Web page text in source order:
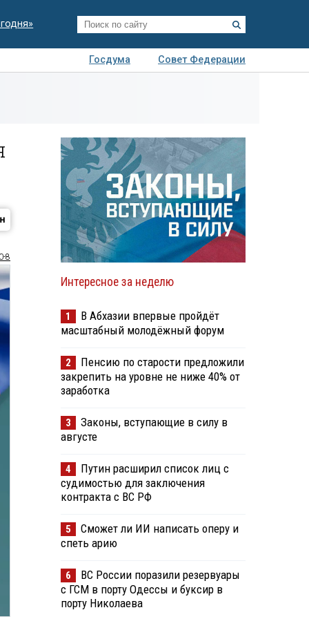
Госдума
Совет Федерации
8
Интересное за неделю
1
В Абхазии впервые пройдёт
масштабный молодёжный форум
2
Пенсию по старости предложили
закрепить на уровне не ниже 40% от
заработка
3
Законы, вступающие в силу в
августе
4
Путин расширил список лиц с
судимостью для заключения
контракта с ВС РФ
5
Сможет ли ИИ написать оперу и
спеть арию
6
ВС России поразили резервуары
с ГСМ в порту Одессы и буксир в
порту Николаева